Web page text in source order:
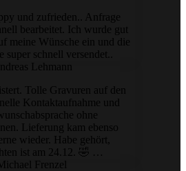
und zufrieden.. Anfrage
bearbeitet. Ich wurde gut
meine Wünsche ein und die
super schnell versendet..
Lehmann
Tolle Gravuren auf den
Kontaktaufnahme und
ohne
Lieferung kam ebenso
wieder. Habe gehört,
ist am 24.12. 🤣 …
Frenzel